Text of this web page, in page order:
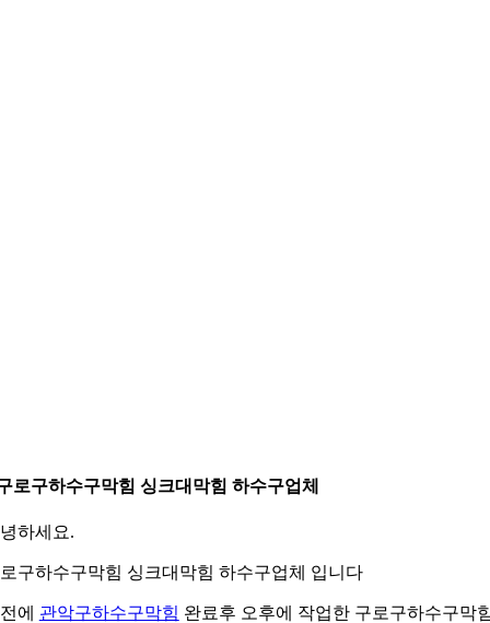
로구하수구막힘 싱크대막힘 하수구업체
하세요.
구하수구막힘 싱크대막힘 하수구업체 입니다
에 관악구하수구막힘 완료후 오후에 작업한 구로구하수구막